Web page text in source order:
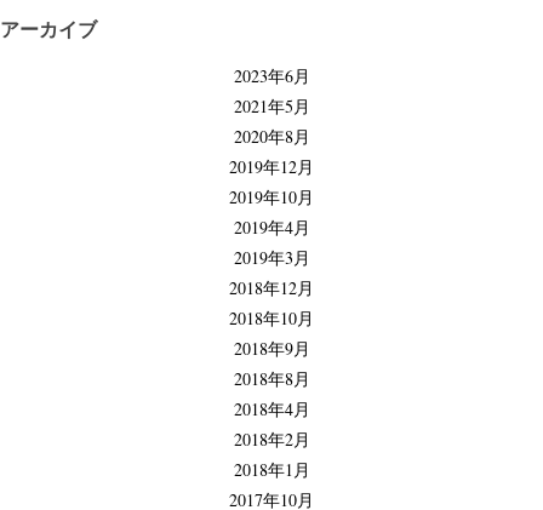
アーカイブ
2023年6月
2021年5月
2020年8月
2019年12月
2019年10月
2019年4月
2019年3月
2018年12月
2018年10月
2018年9月
2018年8月
2018年4月
2018年2月
2018年1月
2017年10月